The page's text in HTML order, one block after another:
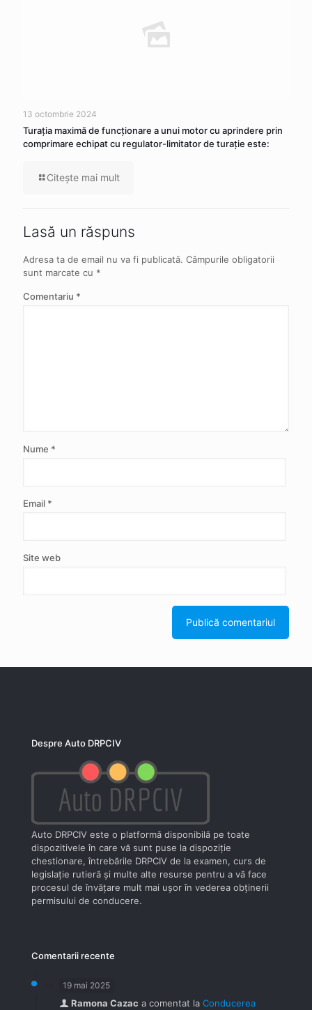
13 octombrie 2024
Turația maximă de funcționare a unui motor cu aprindere prin
comprimare echipat cu regulator-limitator de turație este:
Citeşte mai mult
Lasă un răspuns
Adresa ta de email nu va fi publicată. Câmpurile obligatorii
sunt marcate cu *
Comentariu *
Nume *
Email *
Site web
Despre Auto DRPCIV
Auto DRPCIV este o platformă disponibilă pe toate
dispozitivele în care vă sunt puse la dispoziţie
chestionare, întrebările DRPCIV de la examen, curs de
legislaţie rutieră şi multe alte resurse pentru a vă face
procesul de învăţare mult mai uşor în vederea obţinerii
permisului de conducere.
Comentarii recente
19 mai 2025
Ramona Cazac a comentat la Conducerea